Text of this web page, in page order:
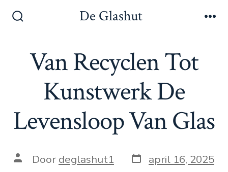
overslaan
De Glashut
Van Recyclen Tot
Kunstwerk De
Levensloop Van Glas
Auteur
Door deglashut1 Berichtdatum
april 16, 2025